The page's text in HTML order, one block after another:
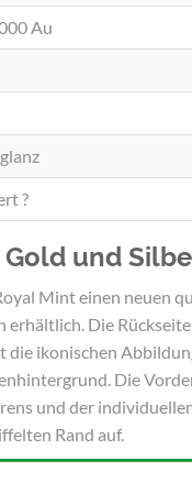
Au
?
und
Mint einen neuen
Die
ikonischen
Die
und der
Rand auf.